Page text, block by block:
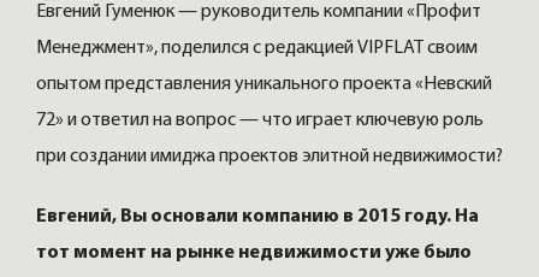
Евгений Гуменюк — руководитель компании «Профит
Менеджмент», поделился с редакцией VIPFLAT своим
опытом представления уникального проекта «Невский
72» и ответил на вопрос — что играет ключевую роль
при создании имиджа проектов элитной недвижимости?
Евгений, Вы основали компанию в 2015 году. На
тот момент на рынке недвижимости уже было